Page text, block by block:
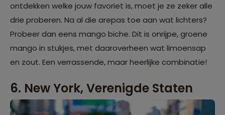
ontdekken welke jouw favoriet is, moet je ze zeker alle
drie proberen. Na al die arepas toe aan wat lichters?
Probeer dan eens mango biche. Dit is onrijpe, groene
mango in stukjes, met daaroverheen wat limoensap
en zout. Een verrassende, maar heerlijke combinatie!
6. New York, Verenigde Staten